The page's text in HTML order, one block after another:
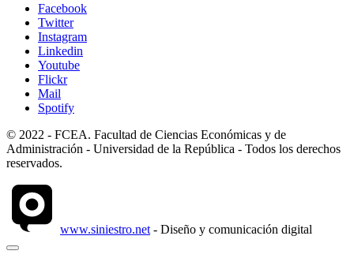
Facebook
Twitter
Instagram
Linkedin
Youtube
Flickr
Mail
Spotify
© 2022 - FCEA. Facultad de Ciencias Económicas y de
Administración - Universidad de la República - Todos los derechos
reservados.
www.siniestro.net - Diseño y comunicación digital